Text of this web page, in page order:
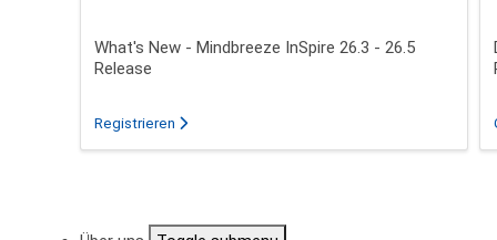
What's New - Mindbreeze InSpire 26.3 - 26.5
Release
Registrieren für das Webinar über What's New - Mindbreeze